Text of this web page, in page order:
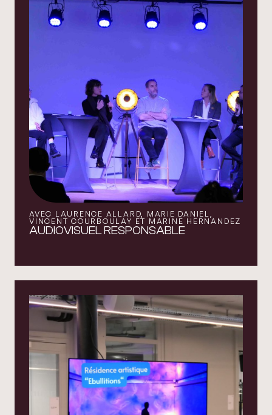
AVEC LAURENCE ALLARD, MARIE DANIEL,
VINCENT COURBOULAY ET MARINE HERNANDEZ
AUDIOVISUEL RESPONSABLE